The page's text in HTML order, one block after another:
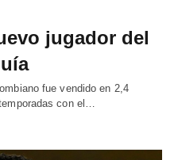
jugador del
fue vendido en 2,4
con el…